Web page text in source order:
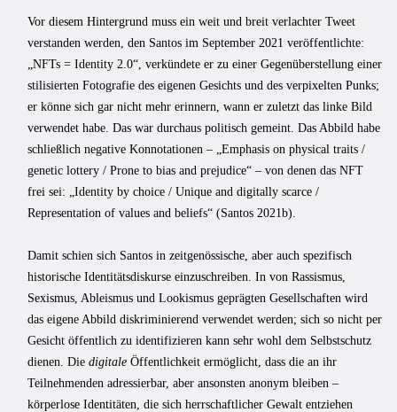
Vor diesem Hintergrund muss ein weit und breit verlachter Tweet
verstanden werden, den Santos im September 2021 veröffentlichte:
„NFTs = Identity 2.0“, verkündete er zu einer Gegenüberstellung einer
stilisierten Fotografie des eigenen Gesichts und des verpixelten Punks;
er könne sich gar nicht mehr erinnern, wann er zuletzt das linke Bild
verwendet habe. Das war durchaus politisch gemeint. Das Abbild habe
schließlich negative Konnotationen – „Emphasis on physical traits /
genetic lottery / Prone to bias and prejudice“ – von denen das NFT
frei sei: „Identity by choice / Unique and digitally scarce /
Representation of values and beliefs“ (Santos 2021b).
Damit schien sich Santos in zeitgenössische, aber auch spezifisch
historische Identitätsdiskurse einzuschreiben. In von Rassismus,
Sexismus, Ableismus und Lookismus geprägten Gesellschaften wird
das eigene Abbild diskriminierend verwendet werden; sich so nicht per
Gesicht öffentlich zu identifizieren kann sehr wohl dem Selbstschutz
dienen. Die digitale Öffentlichkeit ermöglicht, dass die an ihr
Teilnehmenden adressierbar, aber ansonsten anonym bleiben –
körperlose Identitäten, die sich herrschaftlicher Gewalt entziehen